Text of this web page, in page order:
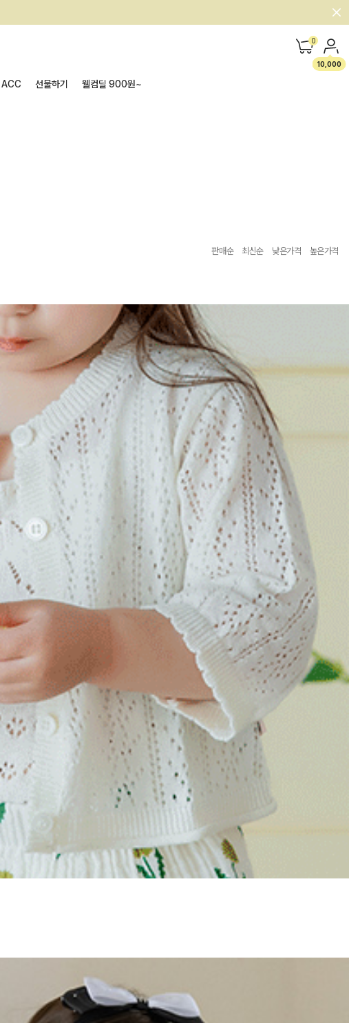
0
10,000
ACC 선물하기 웰컴딜 900원~
판매순 최신순 낮은가격 높은가격